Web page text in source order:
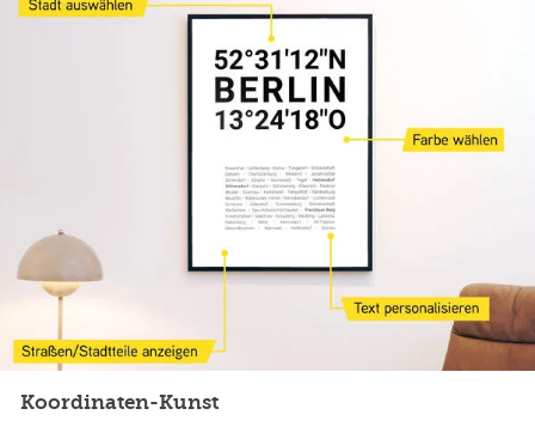
Koordinaten-Kunst